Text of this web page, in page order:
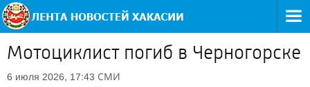
Мотоциклист погиб в Черногорске
6 июля 2026, 17:43 СМИ